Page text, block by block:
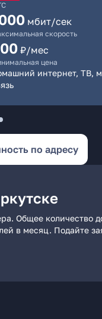
мбит/сек
скорость
₽/мес
цена
интернет, ТВ,
по адресу
Общее количество
в месяц. Подайте